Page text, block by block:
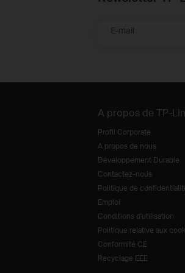
E-mail
A propos de TP-
Profil Corporate
A propos de nous
Développement Durable
Contactez-nous
Politique de
Emploi
Conditions d'utilisation
Politique relative aux
Conformité CE
Recyclage EEE